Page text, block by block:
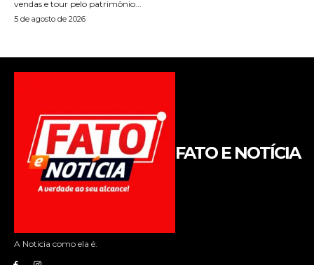
FATO E NOTÍCIA
A Noticia como ela é.